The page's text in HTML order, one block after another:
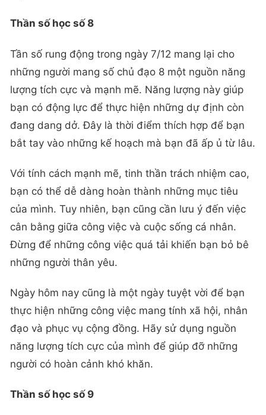
Thần số học số 8
Tần số rung động trong ngày 7/12 mang lại cho
những người mang số chủ đạo 8 một nguồn năng
lượng tích cực và mạnh mẽ. Năng lượng này giúp
bạn có động lực để thực hiện những dự định còn
đang dang dở. Đây là thời điểm thích hợp để bạn
bắt tay vào những kế hoạch mà bạn đã ấp ủ từ lâu.
Với tính cách mạnh mẽ, tinh thần trách nhiệm cao,
bạn có thể dễ dàng hoàn thành những mục tiêu
của mình. Tuy nhiên, bạn cũng cần lưu ý đến việc
cân bằng giữa công việc và cuộc sống cá nhân.
Đừng để những công việc quá tải khiến bạn bỏ bê
những người thân yêu.
Ngày hôm nay cũng là một ngày tuyệt vời để bạn
thực hiện những công việc mang tính xã hội, nhân
đạo và phục vụ cộng đồng. Hãy sử dụng nguồn
năng lượng tích cực của mình để giúp đỡ những
người có hoàn cảnh khó khăn.
Thần số học số 9